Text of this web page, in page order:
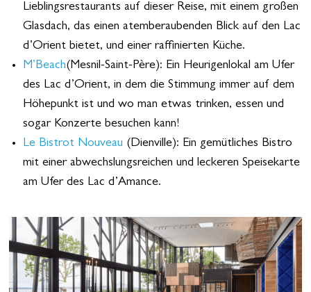
Lieblingsrestaurants auf dieser Reise, mit einem großen
Glasdach, das einen atemberaubenden Blick auf den Lac
d’Orient bietet, und einer raffinierten Küche.
M’Beach(Mesnil-Saint-Père): Ein Heurigenlokal am Ufer
des Lac d’Orient, in dem die Stimmung immer auf dem
Höhepunkt ist und wo man etwas trinken, essen und
sogar Konzerte besuchen kann!
Le Bistrot Nouveau (Dienville): Ein gemütliches Bistro
mit einer abwechslungsreichen und leckeren Speisekarte
am Ufer des Lac d’Amance.